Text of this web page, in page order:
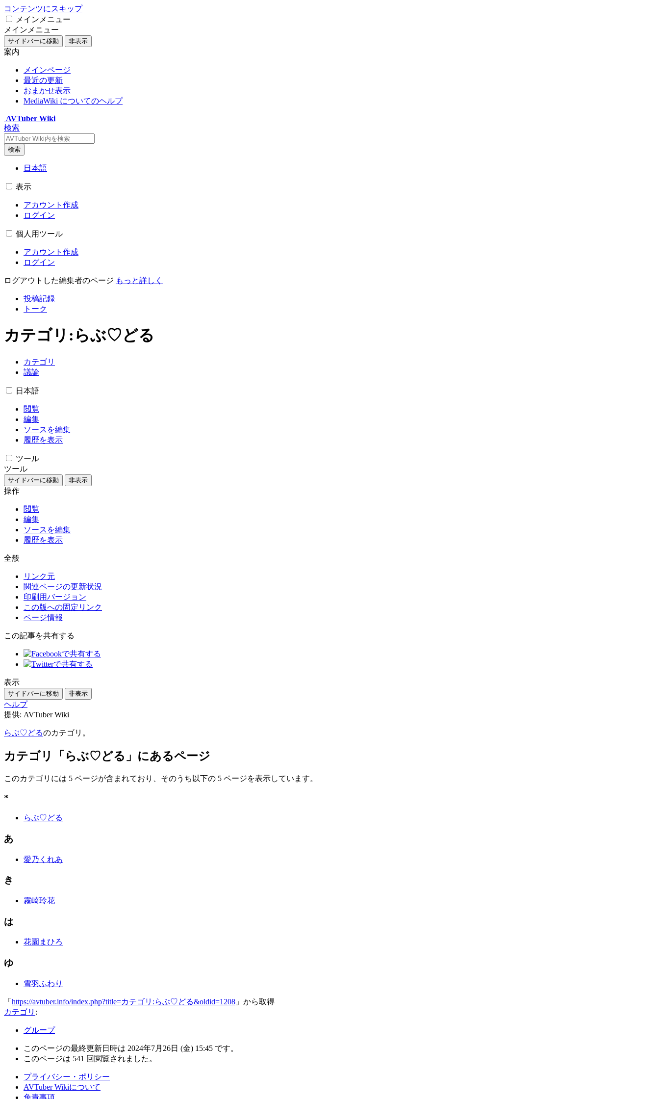
コンテンツにスキップ
メインメニュー
メインメニュー
サイドバーに移動 非表示
案内
メインページ
最近の更新
おまかせ表示
MediaWiki についてのヘルプ
AVTuber Wiki
検索
検索
日本語
表示
アカウント作成
ログイン
個人用ツール
アカウント作成
ログイン
ログアウトした編集者のページ もっと詳しく
投稿記録
トーク
カテゴリ : らぶ♡どる
カテゴリ
議論
日本語
閲覧
編集
ソースを編集
履歴を表示
ツール
ツール
サイドバーに移動 非表示
操作
閲覧
編集
ソースを編集
履歴を表示
全般
リンク元
関連ページの更新状況
印刷用バージョン
この版への固定リンク
ページ情報
この記事を共有する
表示
サイドバーに移動 非表示
ヘルプ
提供: AVTuber Wiki
らぶ♡どるのカテゴリ。
カテゴリ「らぶ♡どる」にあるページ
このカテゴリには 5 ページが含まれており、そのうち以下の 5 ページを表示しています。
*
らぶ♡どる
あ
愛乃くれあ
き
霧崎玲花
は
花園まひろ
ゆ
雪羽ふわり
「 https://avtuber.info/index.php?title=カテゴリ:らぶ♡どる&oldid=1208 」から取得
カテゴリ :
グループ
このページの最終更新日時は 2024年7月26日 (金) 15:45 です。
このページは 541 回閲覧されました。
プライバシー・ポリシー
AVTuber Wikiについて
免責事項